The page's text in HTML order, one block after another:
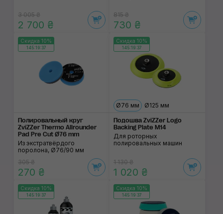
3 005 ₴
2 700 ₴
815 ₴
730 ₴
Скидка 10%
145:19:37
Полировальный круг
ZviZZer Thermo Allrounder
Pad Pre Cut Ø76 mm
Из экстратвёрдого
поролона, Ø76/90 мм
305 ₴
270 ₴
Скидка 10%
145:19:37
Ø76 мм Ø125 мм
Подошва ZviZZer Logo
Backing Plate M14
Для роторных
полировальных машин
1 130 ₴
1 020 ₴
Скидка 10%
145:19:37
Скидка 10%
145:19:37